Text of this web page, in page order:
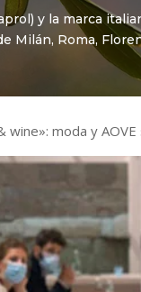
y la marca
Milán, Roma,
wine»: moda y